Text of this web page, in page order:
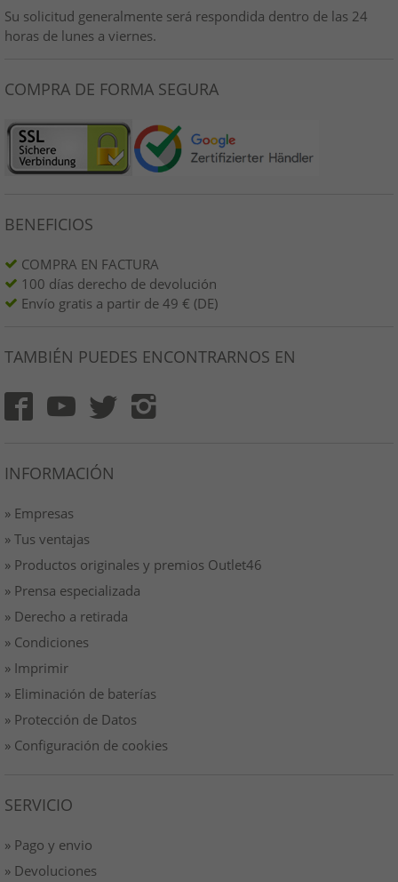
Su solicitud generalmente será respondida dentro de las 24
horas de lunes a viernes.
COMPRA DE FORMA SEGURA
BENEFICIOS
COMPRA EN FACTURA
100 días derecho de devolución
Envío gratis a partir de 49 € (DE)
TAMBIÉN PUEDES ENCONTRARNOS EN
INFORMACIÓN
» Empresas
» Tus ventajas
» Productos originales y premios Outlet46
» Prensa especializada
» Derecho a retirada
» Condiciones
» Imprimir
» Eliminación de baterías
» Protección de Datos
» Configuración de cookies
SERVICIO
» Pago y envio
» Devoluciones